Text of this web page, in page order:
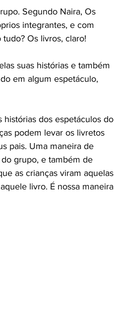
Segundo Naira, Os
integrantes, e com
Os livros, claro!
suas histórias e também
em algum espetáculo,
histórias dos espetáculos do
podem levar os livretos
pais. Uma maneira de
grupo, e também de
as crianças viram aquelas
livro. É nossa maneira